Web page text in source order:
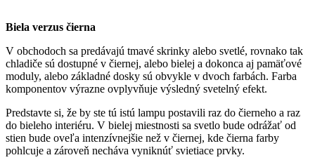
Biela verzus čierna
V obchodoch sa predávajú tmavé skrinky alebo svetlé, rovnako tak
chladiče sú dostupné v čiernej, alebo bielej a dokonca aj pamäťové
moduly, alebo základné dosky sú obvykle v dvoch farbách. Farba
komponentov výrazne ovplyvňuje výsledný svetelný efekt.
Predstavte si, že by ste tú istú lampu postavili raz do čierneho a raz
do bieleho interiéru. V bielej miestnosti sa svetlo bude odrážať od
stien bude oveľa intenzívnejšie než v čiernej, kde čierna farby
pohlcuje a zároveň necháva vyniknúť svietiace prvky.